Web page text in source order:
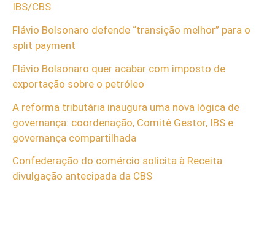
IBS/CBS
Flávio Bolsonaro defende “transição melhor” para o
split payment
Flávio Bolsonaro quer acabar com imposto de
exportação sobre o petróleo
A reforma tributária inaugura uma nova lógica de
governança: coordenação, Comitê Gestor, IBS e
governança compartilhada
Confederação do comércio solicita à Receita
divulgação antecipada da CBS